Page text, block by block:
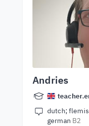
Andries
dutch;
german B2